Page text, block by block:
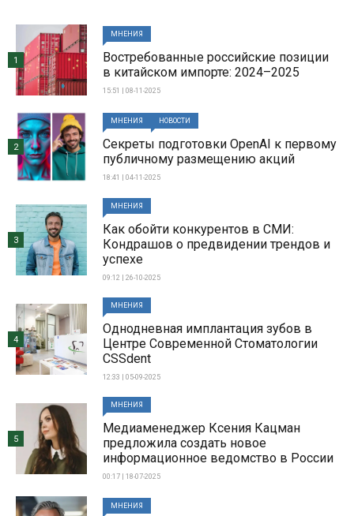
МНЕНИЯ
Востребованные российские позиции
в китайском импорте: 2024–2025
15:51 | 08-11-2025
1
МНЕНИЯ НОВОСТИ
Секреты подготовки OpenAI к первому
публичному размещению акций
18:41 | 04-11-2025
2
МНЕНИЯ
Как обойти конкурентов в СМИ:
Кондрашов о предвидении трендов и
успехе
09:12 | 26-10-2025
3
МНЕНИЯ
Однодневная имплантация зубов в
Центре Современной Стоматологии
CSSdent
12:33 | 05-09-2025
4
МНЕНИЯ
Медиаменеджер Ксения Кацман
предложила создать новое
информационное ведомство в России
00:17 | 18-07-2025
5
МНЕНИЯ